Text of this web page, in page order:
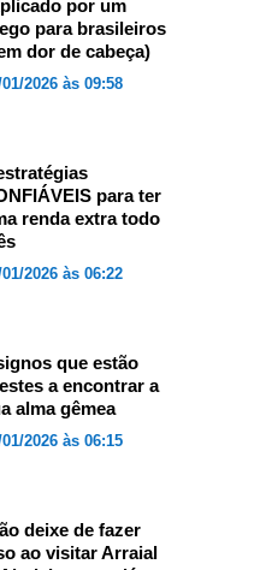
por um
para brasileiros
dor de cabeça)
2026 às 09:58
para ter
renda extra todo
2026 às 06:22
que estão
a encontrar a
alma gêmea
2026 às 06:15
deixe de fazer
ao visitar Arraial